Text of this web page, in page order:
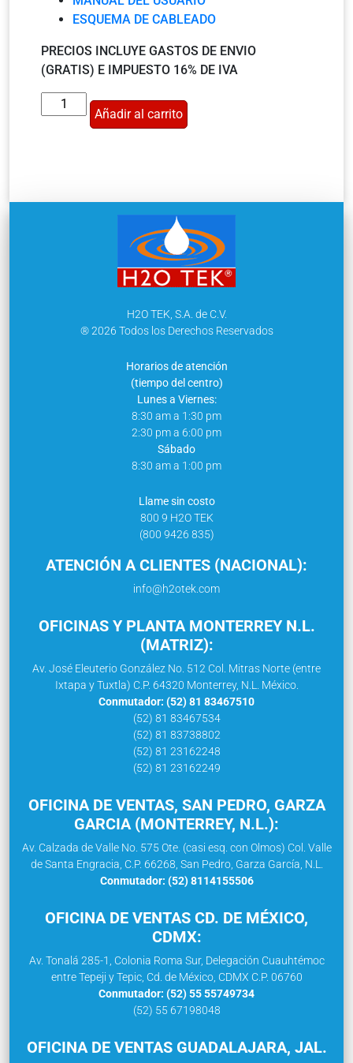
ESQUEMA DE CABLEADO
PRECIOS INCLUYE GASTOS DE ENVIO
(GRATIS) E IMPUESTO 16% DE IVA
Añadir al carrito
H2O TEK, S.A. de C.V.
® 2026 Todos los Derechos Reservados
Horarios de atención
(tiempo del centro)
Lunes a Viernes:
8:30 am a 1:30 pm
2:30 pm a 6:00 pm
Sábado
8:30 am a 1:00 pm
Llame sin costo
800 9 H2O TEK
(800 9426 835)
ATENCIÓN A CLIENTES (NACIONAL):
info@h2otek.com
OFICINAS Y PLANTA MONTERREY N.L.
(MATRIZ):
Av. José Eleuterio González No. 512 Col. Mitras Norte (entre
Ixtapa y Tuxtla) C.P. 64320 Monterrey, N.L. México.
Conmutador: (52) 81 83467510
(52) 81 83467534
(52) 81 83738802
(52) 81 23162248
(52) 81 23162249
OFICINA DE VENTAS, SAN PEDRO, GARZA
GARCIA (MONTERREY, N.L.):
Av. Calzada de Valle No. 575 Ote. (casi esq. con Olmos) Col. Valle
de Santa Engracia, C.P. 66268, San Pedro, Garza García, N.L.
Conmutador: (52) 8114155506
OFICINA DE VENTAS CD. DE MÉXICO,
CDMX:
Av. Tonalá 285-1, Colonia Roma Sur, Delegación Cuauhtémoc
entre Tepeji y Tepic, Cd. de México, CDMX C.P. 06760
Conmutador: (52) 55 55749734
(52) 55 67198048
OFICINA DE VENTAS GUADALAJARA, JAL.